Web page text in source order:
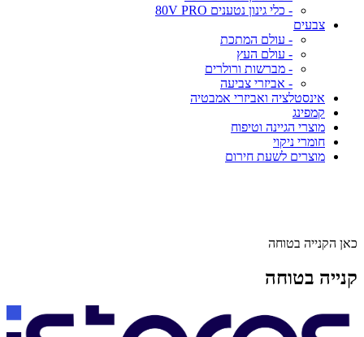
- כלי גינון נטענים 80V PRO
צבעים
- עולם המתכת
- עולם העץ
- מברשות ורולרים
- אביזרי צביעה
אינסטלציה ואביזרי אמבטיה
קמפינג
מוצרי הגיינה וטיפוח
חומרי ניקוי
מוצרים לשעת חירום
כאן הקנייה בטוחה
קנייה בטוחה